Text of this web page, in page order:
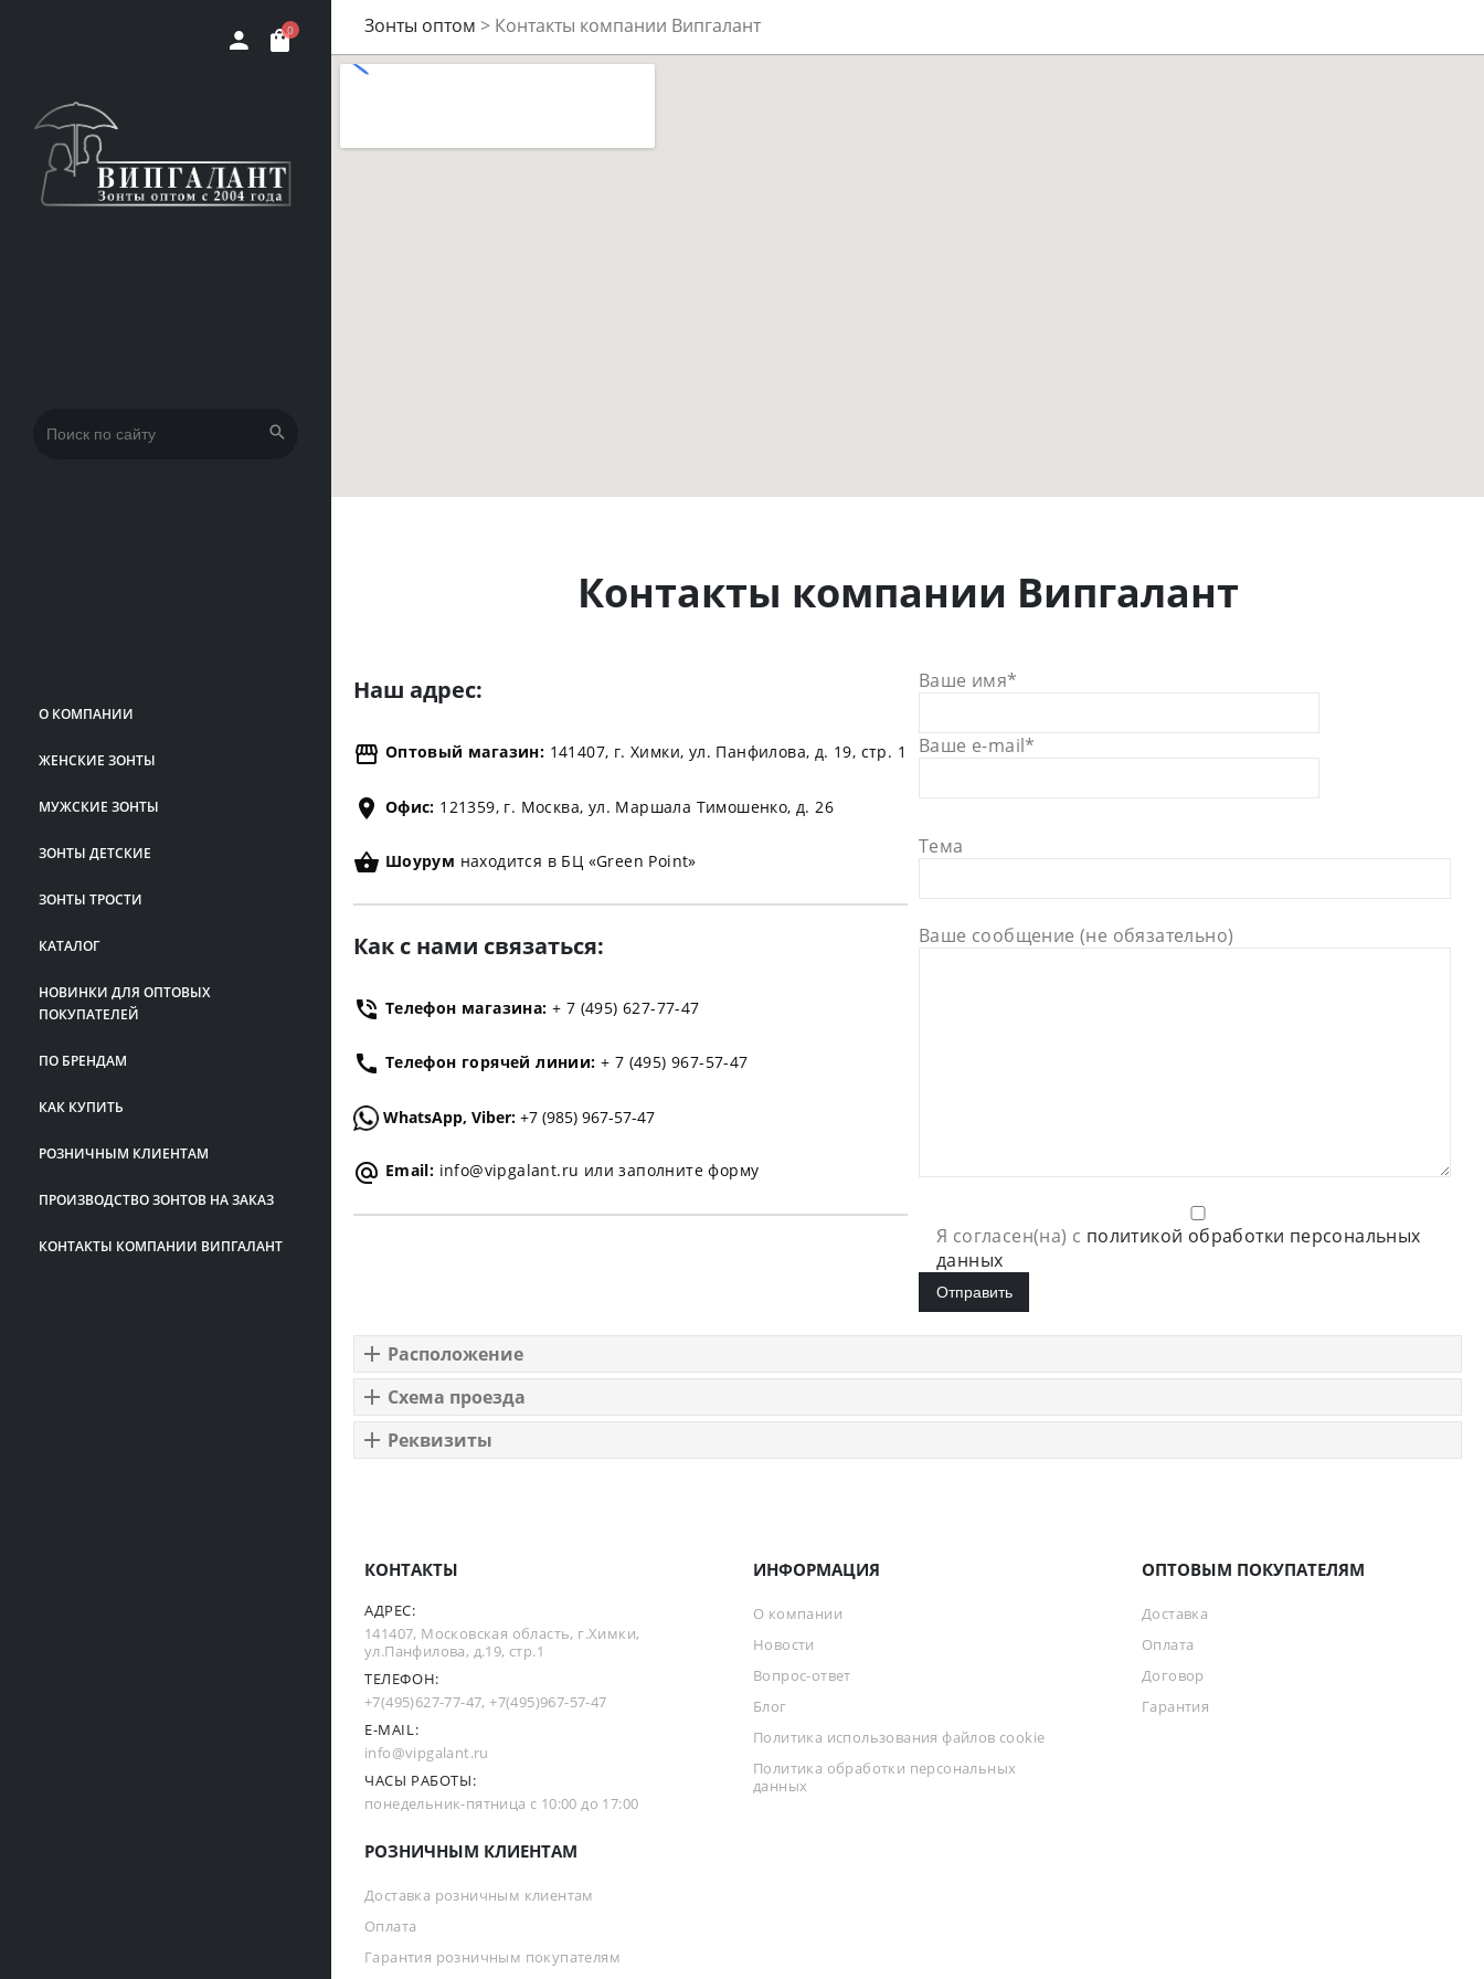
0
Искать:
О КОМПАНИИ
ЖЕНСКИЕ ЗОНТЫ
МУЖСКИЕ ЗОНТЫ
ЗОНТЫ ДЕТСКИЕ
ЗОНТЫ ТРОСТИ
КАТАЛОГ
НОВИНКИ ДЛЯ ОПТОВЫХ
ПОКУПАТЕЛЕЙ
ПО БРЕНДАМ
КАК КУПИТЬ
РОЗНИЧНЫМ КЛИЕНТАМ
ПРОИЗВОДСТВО ЗОНТОВ НА ЗАКАЗ
КОНТАКТЫ КОМПАНИИ ВИПГАЛАНТ
Зонты оптом > Контакты компании Випгалант
Контакты компании Випгалант
Наш адрес:
Оптовый магазин: 141407, г. Химки, ул. Панфилова, д. 19, стр. 1
Офис: 121359, г. Москва, ул. Маршала Тимошенко, д. 26
Шоурум находится в БЦ «Green Point»
Как с нами связаться:
Телефон магазина: + 7 (495) 627-77-47
Телефон горячей линии: + 7 (495) 967-57-47
WhatsApp, Viber: +7 (985) 967-57-47
Email: info@vipgalant.ru или заполните форму
Ваше имя*
Ваше e-mail*
Тема
Ваше сообщение (не обязательно)
Я согласен(на) с политикой обработки персональных
данных
Расположение
Схема проезда
Реквизиты
КОНТАКТЫ
АДРЕС:
141407, Московская область, г.Химки,
ул.Панфилова, д.19, стр.1
ТЕЛЕФОН:
+7(495)627-77-47,+7(495)967-57-47
E-MAIL:
info@vipgalant.ru
ЧАСЫ РАБОТЫ:
понедельник-пятница с 10:00 до 17:00
ИНФОРМАЦИЯ
О компании
Новости
Вопрос-ответ
Блог
Политика использования файлов cookie
Политика обработки персональных
данных
ОПТОВЫМ ПОКУПАТЕЛЯМ
Доставка
Оплата
Договор
Гарантия
РОЗНИЧНЫМ КЛИЕНТАМ
Доставка розничным клиентам
Оплата
Гарантия розничным покупателям